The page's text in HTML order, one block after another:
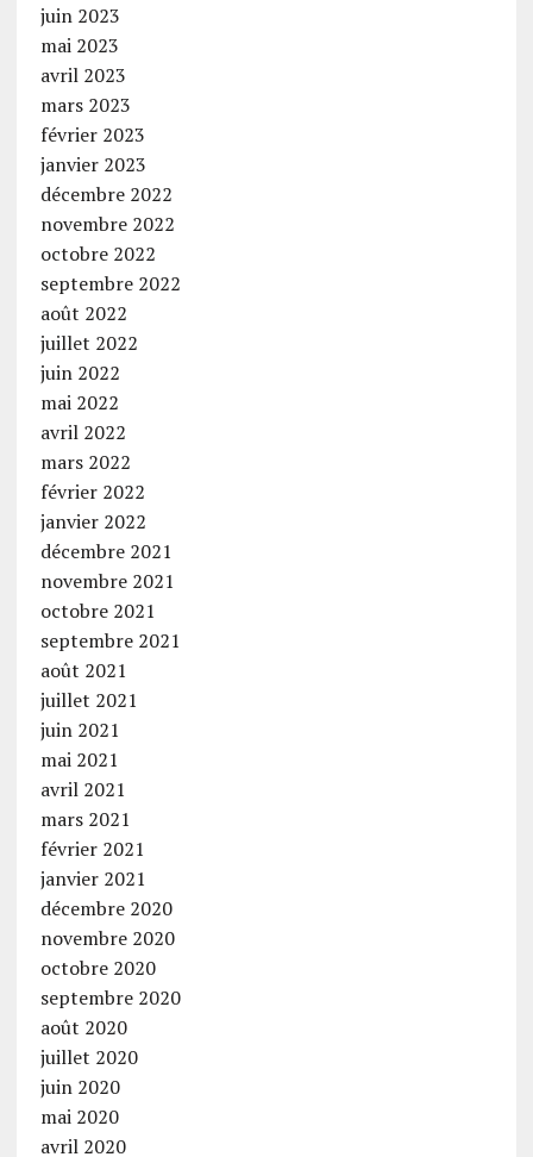
juin 2023
mai 2023
avril 2023
mars 2023
février 2023
janvier 2023
décembre 2022
novembre 2022
octobre 2022
septembre 2022
août 2022
juillet 2022
juin 2022
mai 2022
avril 2022
mars 2022
février 2022
janvier 2022
décembre 2021
novembre 2021
octobre 2021
septembre 2021
août 2021
juillet 2021
juin 2021
mai 2021
avril 2021
mars 2021
février 2021
janvier 2021
décembre 2020
novembre 2020
octobre 2020
septembre 2020
août 2020
juillet 2020
juin 2020
mai 2020
avril 2020